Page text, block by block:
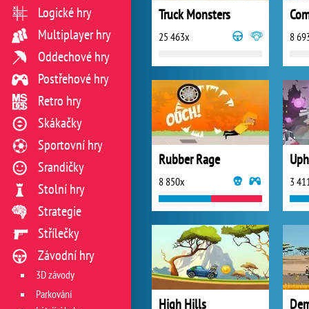
Truck Monsters
25 463x 8
Rubber Rage
8 850x 3
High Hills
Logické hry
Multiplayer hry
Oddechové hry
Postřehové hry
Retro hry
Skákačky
Sportovní hry
Srandičky
Stolní hry
Strategie
Střílečky
Závodní hry
3D závody
Parkování